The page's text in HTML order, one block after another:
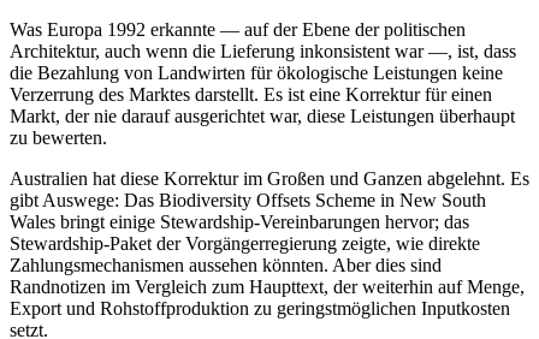
Was Europa 1992 erkannte — auf der Ebene der politischen
Architektur, auch wenn die Lieferung inkonsistent war —, ist, dass
die Bezahlung von Landwirten für ökologische Leistungen keine
Verzerrung des Marktes darstellt. Es ist eine Korrektur für einen
Markt, der nie darauf ausgerichtet war, diese Leistungen überhaupt
zu bewerten.
Australien hat diese Korrektur im Großen und Ganzen abgelehnt. Es
gibt Auswege: Das Biodiversity Offsets Scheme in New South
Wales bringt einige Stewardship-Vereinbarungen hervor; das
Stewardship-Paket der Vorgängerregierung zeigte, wie direkte
Zahlungsmechanismen aussehen könnten. Aber dies sind
Randnotizen im Vergleich zum Haupttext, der weiterhin auf Menge,
Export und Rohstoffproduktion zu geringstmöglichen Inputkosten
setzt.